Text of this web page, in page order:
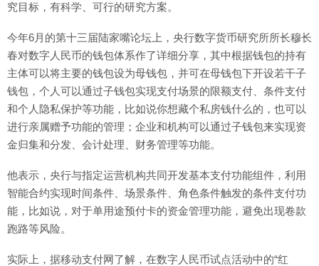
究目标，有科学、可行的研究方案。
今年6月的第十三届陆家嘴论坛上，央行数字货币研究所所长穆长
春对数字人民币的钱包体系作了详细分享，其中根据钱包的持有
主体可以将主要的钱包设为母钱包，并可在母钱包下开设若干子
钱包，个人可以通过子钱包实现支付场景的限额支付、条件支付
和个人隐私保护等功能，比如说你想藏个私房钱什么的，也可以
进行亲属赠予功能的管理；企业和机构可以通过子钱包来实现资
金归集和分发、会计处理、财务管理等功能。
他表示，央行与指定运营机构共同开发基本支付功能组件，利用
智能合约实现时间条件、场景条件、角色条件触发的条件支付功
能，比如说，对于单用途预付卡的资金管理功能，避免出现卷款
跑路等风险。
实际上，据移动支付网了解，在数字人民币试点活动中的“红